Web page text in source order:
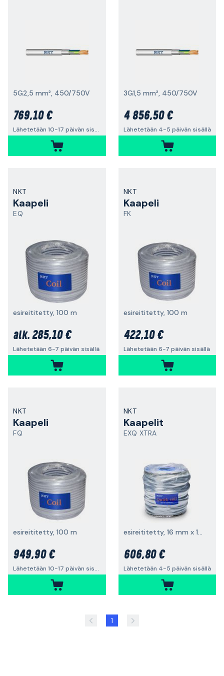
5G2,5 mm², 450/750V
769,10 €
Lähetetään 10-17 päivän sisällä
3G1,5 mm², 450/750V
4 856,50 €
Lähetetään 4-5 päivän sisällä
NKT
Kaapeli
EQ
esireititetty, 100 m
alk. 285,10 €
Lähetetään 6-7 päivän sisällä
NKT
Kaapeli
FK
esireititetty, 100 m
422,10 €
Lähetetään 6-7 päivän sisällä
NKT
Kaapeli
FQ
esireititetty, 100 m
949,90 €
Lähetetään 10-17 päivän sisällä
NKT
Kaapelit
EXQ XTRA
esireititetty, 16 mm x 100 m, 3G1.5 mm²
606,80 €
Lähetetään 4-5 päivän sisällä
1